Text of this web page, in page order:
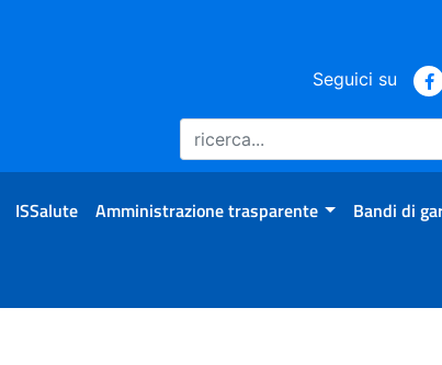
Seguici su
ISSalute Amministrazione trasparente Bandi di